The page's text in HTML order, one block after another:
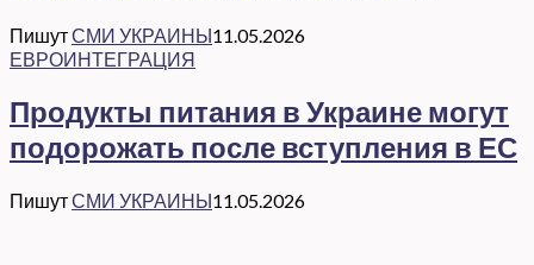
ПишутСМИ УКРАИНЫ11.05.2026
ЕВРОИНТЕГРАЦИЯ
Продукты питания в Украине могут
подорожать после вступления в ЕС
ПишутСМИ УКРАИНЫ11.05.2026